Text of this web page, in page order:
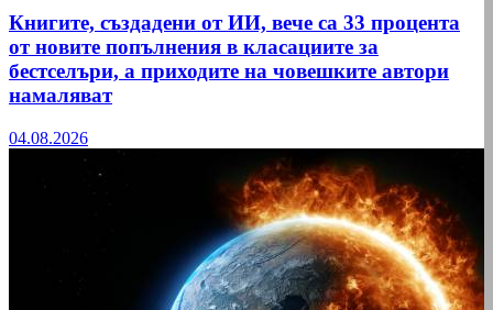
Книгите, създадени от ИИ, вече са 33 процента
от новите попълнения в класациите за
бестселъри, а приходите на човешките автори
намаляват
04.08.2026